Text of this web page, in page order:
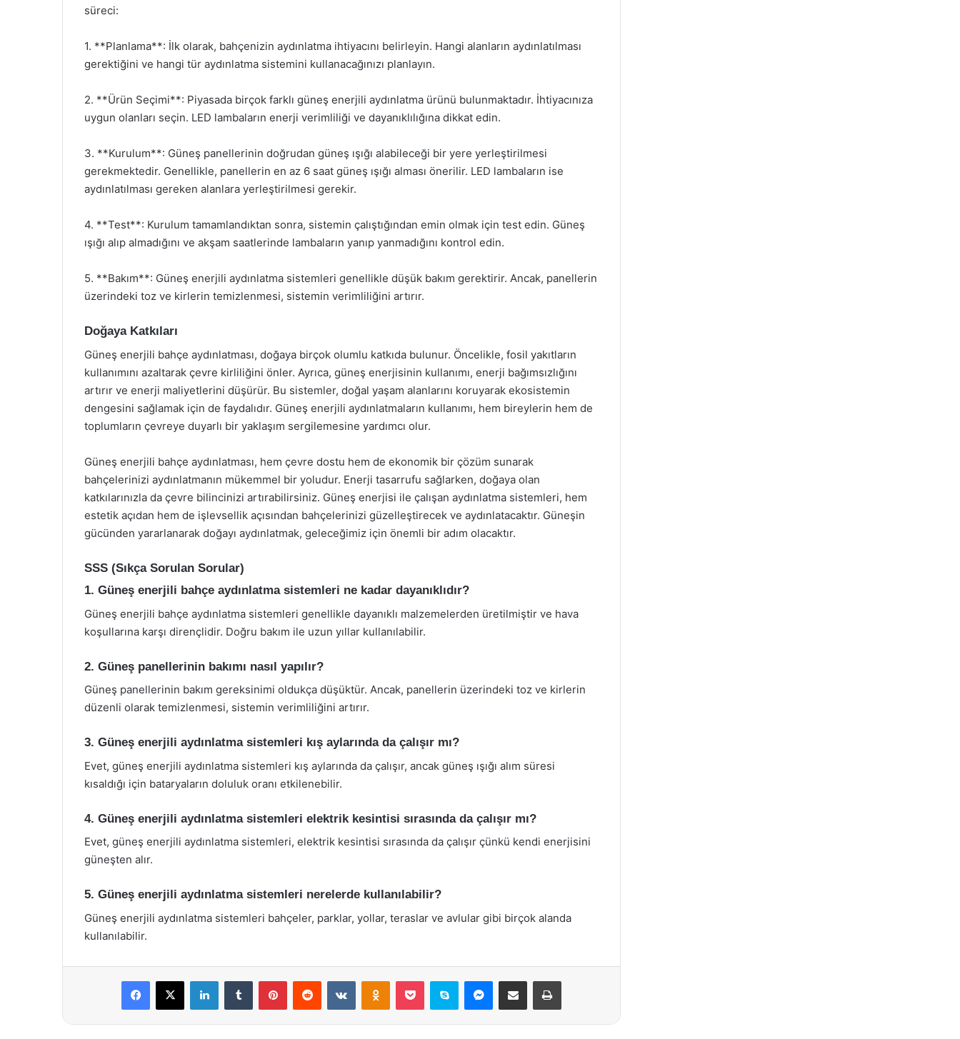
süreci:
1. **Planlama**: İlk olarak, bahçenizin aydınlatma ihtiyacını belirleyin. Hangi alanların aydınlatılması
gerektiğini ve hangi tür aydınlatma sistemini kullanacağınızı planlayın.
2. **Ürün Seçimi**: Piyasada birçok farklı güneş enerjili aydınlatma ürünü bulunmaktadır. İhtiyacınıza
uygun olanları seçin. LED lambaların enerji verimliliği ve dayanıklılığına dikkat edin.
3. **Kurulum**: Güneş panellerinin doğrudan güneş ışığı alabileceği bir yere yerleştirilmesi
gerekmektedir. Genellikle, panellerin en az 6 saat güneş ışığı alması önerilir. LED lambaların ise
aydınlatılması gereken alanlara yerleştirilmesi gerekir.
4. **Test**: Kurulum tamamlandıktan sonra, sistemin çalıştığından emin olmak için test edin. Güneş
ışığı alıp almadığını ve akşam saatlerinde lambaların yanıp yanmadığını kontrol edin.
5. **Bakım**: Güneş enerjili aydınlatma sistemleri genellikle düşük bakım gerektirir. Ancak, panellerin
üzerindeki toz ve kirlerin temizlenmesi, sistemin verimliliğini artırır.
Doğaya Katkıları
Güneş enerjili bahçe aydınlatması, doğaya birçok olumlu katkıda bulunur. Öncelikle, fosil yakıtların
kullanımını azaltarak çevre kirliliğini önler. Ayrıca, güneş enerjisinin kullanımı, enerji bağımsızlığını
artırır ve enerji maliyetlerini düşürür. Bu sistemler, doğal yaşam alanlarını koruyarak ekosistemin
dengesini sağlamak için de faydalıdır. Güneş enerjili aydınlatmaların kullanımı, hem bireylerin hem de
toplumların çevreye duyarlı bir yaklaşım sergilemesine yardımcı olur.
Güneş enerjili bahçe aydınlatması, hem çevre dostu hem de ekonomik bir çözüm sunarak
bahçelerinizi aydınlatmanın mükemmel bir yoludur. Enerji tasarrufu sağlarken, doğaya olan
katkılarınızla da çevre bilincinizi artırabilirsiniz. Güneş enerjisi ile çalışan aydınlatma sistemleri, hem
estetik açıdan hem de işlevsellik açısından bahçelerinizi güzelleştirecek ve aydınlatacaktır. Güneşin
gücünden yararlanarak doğayı aydınlatmak, geleceğimiz için önemli bir adım olacaktır.
SSS (Sıkça Sorulan Sorular)
1. Güneş enerjili bahçe aydınlatma sistemleri ne kadar dayanıklıdır?
Güneş enerjili bahçe aydınlatma sistemleri genellikle dayanıklı malzemelerden üretilmiştir ve hava
koşullarına karşı dirençlidir. Doğru bakım ile uzun yıllar kullanılabilir.
2. Güneş panellerinin bakımı nasıl yapılır?
Güneş panellerinin bakım gereksinimi oldukça düşüktür. Ancak, panellerin üzerindeki toz ve kirlerin
düzenli olarak temizlenmesi, sistemin verimliliğini artırır.
3. Güneş enerjili aydınlatma sistemleri kış aylarında da çalışır mı?
Evet, güneş enerjili aydınlatma sistemleri kış aylarında da çalışır, ancak güneş ışığı alım süresi
kısaldığı için bataryaların doluluk oranı etkilenebilir.
4. Güneş enerjili aydınlatma sistemleri elektrik kesintisi sırasında da çalışır mı?
Evet, güneş enerjili aydınlatma sistemleri, elektrik kesintisi sırasında da çalışır çünkü kendi enerjisini
güneşten alır.
5. Güneş enerjili aydınlatma sistemleri nerelerde kullanılabilir?
Güneş enerjili aydınlatma sistemleri bahçeler, parklar, yollar, teraslar ve avlular gibi birçok alanda
kullanılabilir.
Facebook
X LinkedInTumblr PinterestReddit VKontakteOdnoklassniki
Pocket Skype Messenger
E-Posta ile paylaş Yazdır